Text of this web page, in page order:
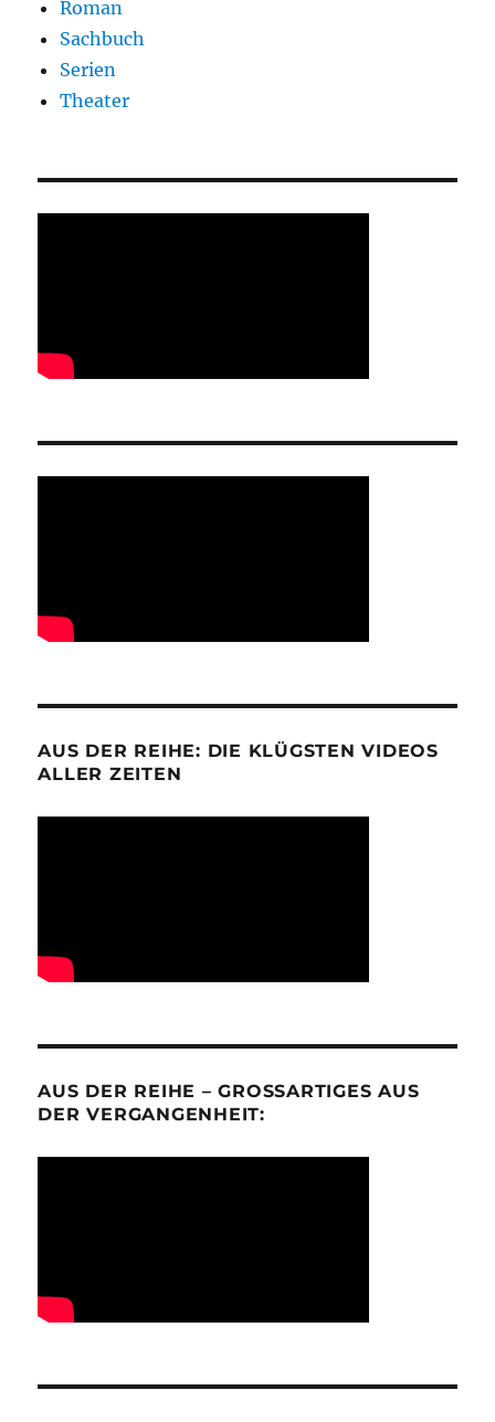
Roman
Sachbuch
Serien
Theater
AUS DER REIHE: DIE KLÜGSTEN VIDEOS
ALLER ZEITEN
AUS DER REIHE – GROSSARTIGES AUS D
ER VERGANGENHEIT: